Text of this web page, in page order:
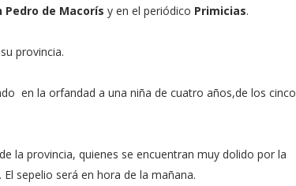
Pedro de Macorís y en el periódico Primicias.
provincia.
en la orfandad a una niña de cuatro años,de los cinco
la provincia, quienes se encuentran muy dolido por la
sepelio será en hora de la mañana.